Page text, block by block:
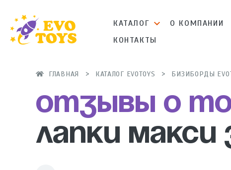
КАТАЛОГ О КОМПАНИИ
КОНТАКТЫ
ГЛАВНАЯ КАТАЛОГ EVOTOYS БИЗИБОРДЫ
Отзывы о
Лапки